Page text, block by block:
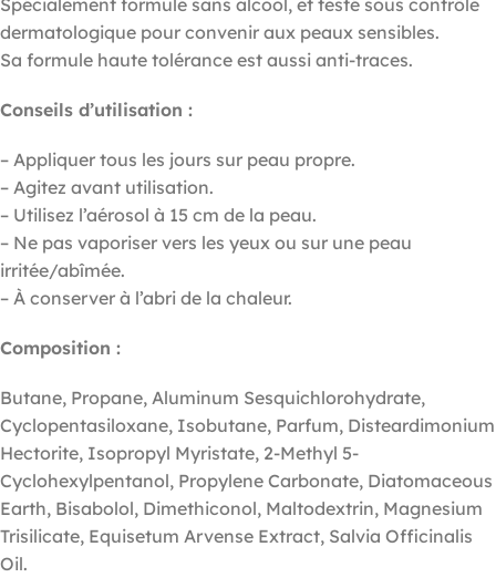
dermatologique pour convenir aux peaux sensibles.
Sa formule haute tolérance est aussi anti-traces.
Conseils d’utilisation :
– Appliquer tous les jours sur peau propre.
– Agitez avant utilisation.
– Utilisez l’aérosol à 15 cm de la peau.
– Ne pas vaporiser vers les yeux ou sur une peau
irritée/abîmée.
– À conserver à l’abri de la chaleur.
Composition :
Butane, Propane, Aluminum Sesquichlorohydrate,
Cyclopentasiloxane, Isobutane, Parfum, Disteardimonium
Hectorite, Isopropyl Myristate, 2-Methyl 5-
Cyclohexylpentanol, Propylene Carbonate, Diatomaceous
Earth, Bisabolol, Dimethiconol, Maltodextrin, Magnesium
Trisilicate, Equisetum Arvense Extract, Salvia Officinalis
Oil.